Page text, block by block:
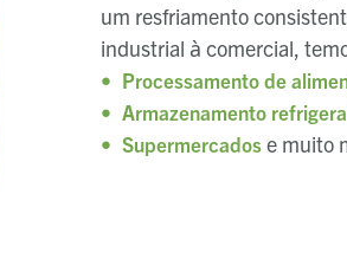
um resfriamento
industrial à comercial,
Processamento de
Armazenamento
Supermercadose muito